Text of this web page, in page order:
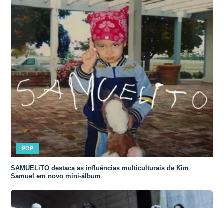
POP
SAMUELiTO destaca as influências multiculturais de Kim
Samuel em novo mini-álbum